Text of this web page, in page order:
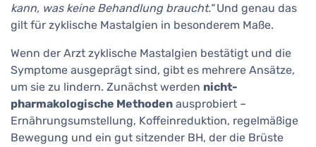
kann, was keine Behandlung braucht."Und genau das
gilt für zyklische Mastalgien in besonderem Maße.
Wenn der Arzt zyklische Mastalgien bestätigt und die
Symptome ausgeprägt sind, gibt es mehrere Ansätze,
um sie zu lindern. Zunächst werden nicht-
pharmakologische Methoden ausprobiert –
Ernährungsumstellung, Koffeinreduktion, regelmäßige
Bewegung und ein gut sitzender BH, der die Brüste